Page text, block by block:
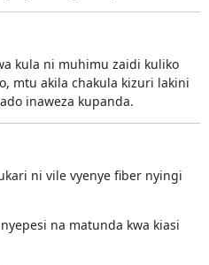
kula ni muhimu zaidi kuliko
mtu akila chakula kizuri lakini
inaweza kupanda.
ni vile vyenye fiber nyingi
na matunda kwa kiasi